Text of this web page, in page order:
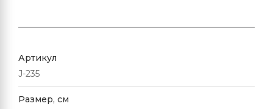
Артикул
J-235
Размер, см